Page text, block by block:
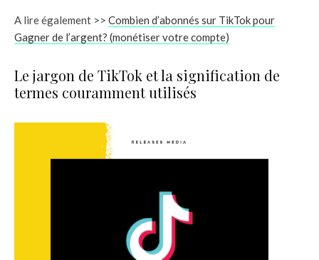
A lire également >> Combien d’abonnés sur TikTok pour
Gagner de l’argent? (monétiser votre compte)
Le jargon de TikTok et la signification de
termes couramment utilisés